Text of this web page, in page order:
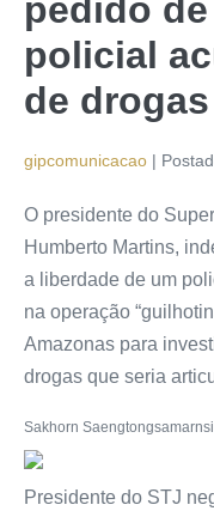
pedido
policial
de drogas
gipcomunicacao |
O presidente do
Humberto Martins,
a liberdade de um
na operação
Amazonas para
drogas que seria
Sakhorn
Presidente do STJ